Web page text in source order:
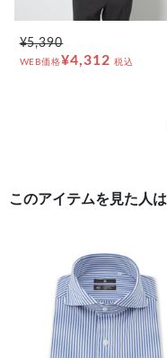
¥5,390
WEB価格¥4,312 税込
このアイテムを見た人